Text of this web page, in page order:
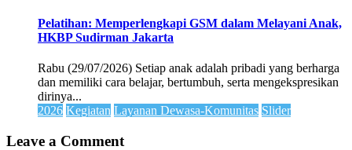
Pelatihan: Memperlengkapi GSM dalam Melayani Anak,
HKBP Sudirman Jakarta
Rabu (29/07/2026) Setiap anak adalah pribadi yang berharga
dan memiliki cara belajar, bertumbuh, serta mengekspresikan
dirinya...
2026 Kegiatan Layanan Dewasa-Komunitas Slider
Leave a Comment